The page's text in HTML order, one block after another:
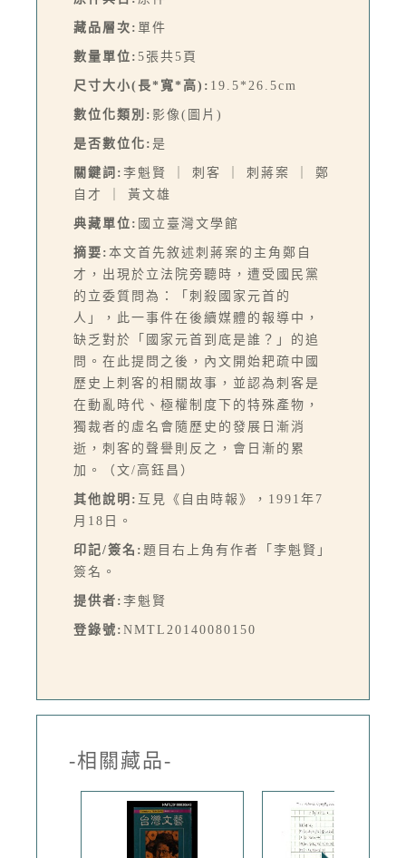
藏品層次: 單件
數量單位: 5張共5頁
尺寸大小(長*寬*高): 19.5*26.5cm
數位化類別: 影像(圖片)
是否數位化: 是
關鍵詞: 李魁賢 ｜ 刺客 ｜ 刺蔣案 ｜ 鄭
自才 ｜ 黃文雄
典藏單位: 國立臺灣文學館
摘要: 本文首先敘述刺蔣案的主角鄭自
才，出現於立法院旁聽時，遭受國民黨
的立委質問為：「刺殺國家元首的
人」，此一事件在後續媒體的報導中，
缺乏對於「國家元首到底是誰？」的追
問。在此提問之後，內文開始耙疏中國
歷史上刺客的相關故事，並認為刺客是
在動亂時代、極權制度下的特殊產物，
獨裁者的虛名會隨歷史的發展日漸消
逝，刺客的聲譽則反之，會日漸的累
加。（文/高鈺昌）
其他說明: 互見《自由時報》，1991年7
月18日。
印記/簽名: 題目右上角有作者「李魁賢」
簽名。
提供者: 李魁賢
登錄號: NMTL20140080150
-相關藏品-